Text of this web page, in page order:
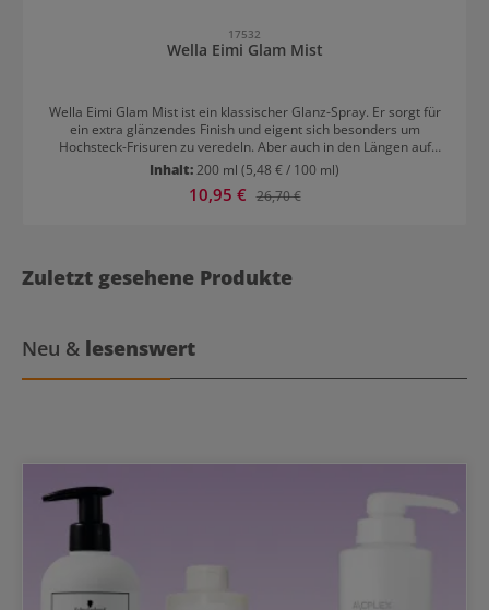
17532
Wella Eimi Glam Mist
Wella Eimi Glam Mist ist ein klassischer Glanz-Spray. Er sorgt für
ein extra glänzendes Finish und eigent sich besonders um
Hochsteck-Frisuren zu veredeln. Aber auch in den Längen auf
glattem Haar kommt der Spray einzigartig zur Geltung. Glam Mist
schützt das Haar auch vor Feuchtigkeit und UV-Strahlen.
Anwendung: Mit genügend Abstand sparsam auf die fertige Frisur
Inhalt:200 ml (5,48 € / 100 ml)
Verkaufspreis:
10,95 € Regulärer Preis:
26,70 €
Zuletzt gesehene Produkte
Neu & lesenswert